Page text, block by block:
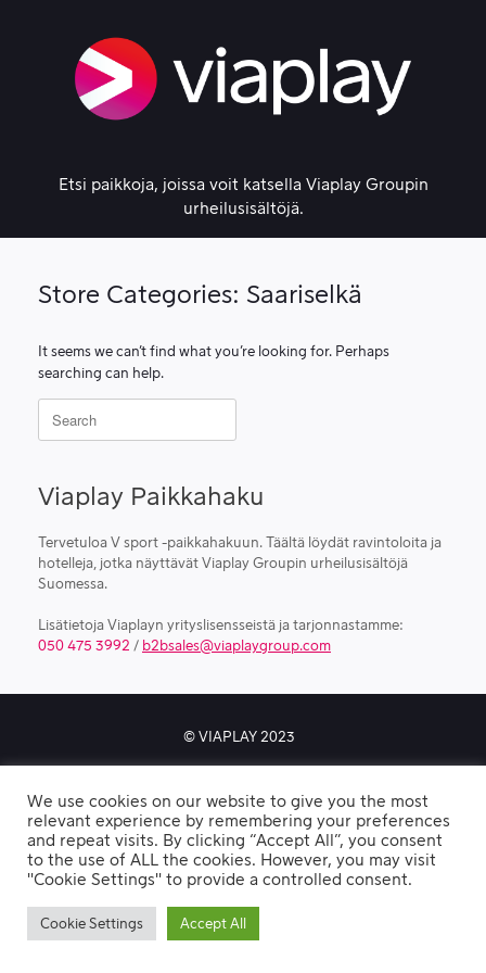
Etsi paikkoja, joissa voit katsella Viaplay Groupin
urheilusisältöjä.
Store Categories: Saariselkä
It seems we can’t find what you’re looking for. Perhaps
searching can help.
for:
Viaplay Paikkahaku
Tervetuloa V sport -paikkahakuun. Täältä löydät ravintoloita ja
hotelleja, jotka näyttävät Viaplay Groupin urheilusisältöjä
Suomessa.
Lisätietoja Viaplayn yrityslisensseistä ja tarjonnastamme:
050 475 3992 / b2bsales@viaplaygroup.com
© VIAPLAY 2023
Privacy Policy
We use cookies on our website to give you the most
relevant experience by remembering your preferences
and repeat visits. By clicking “Accept All”, you consent
to the use of ALL the cookies. However, you may visit
"Cookie Settings" to provide a controlled consent.
Cookie Settings Accept All